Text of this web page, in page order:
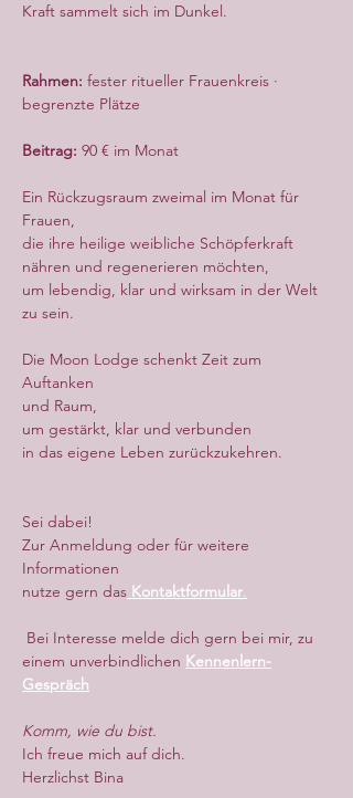
Kraft sammelt sich im Dunkel.
Rahmen: fester ritueller Frauenkreis ·
begrenzte Plätze
Beitrag: 90 € im Monat
Ein Rückzugsraum zweimal im Monat für
Frauen,
die ihre heilige weibliche Schöpferkraft
nähren und regenerieren möchten,
um lebendig, klar und wirksam in der Welt
zu sein.
Die Moon Lodge schenkt Zeit zum
Auftanken
und Raum,
um gestärkt, klar und verbunden
in das eigene Leben zurückzukehren.
Sei dabei!
Zur Anmeldung oder für weitere
Informationen
nutze gern das Kontaktformular.
Bei Interesse melde dich gern bei mir, zu
einem unverbindlichen Kennenlern-
Gespräch
Komm, wie du bist.
Ich freue mich auf dich.
Herzlichst Bina